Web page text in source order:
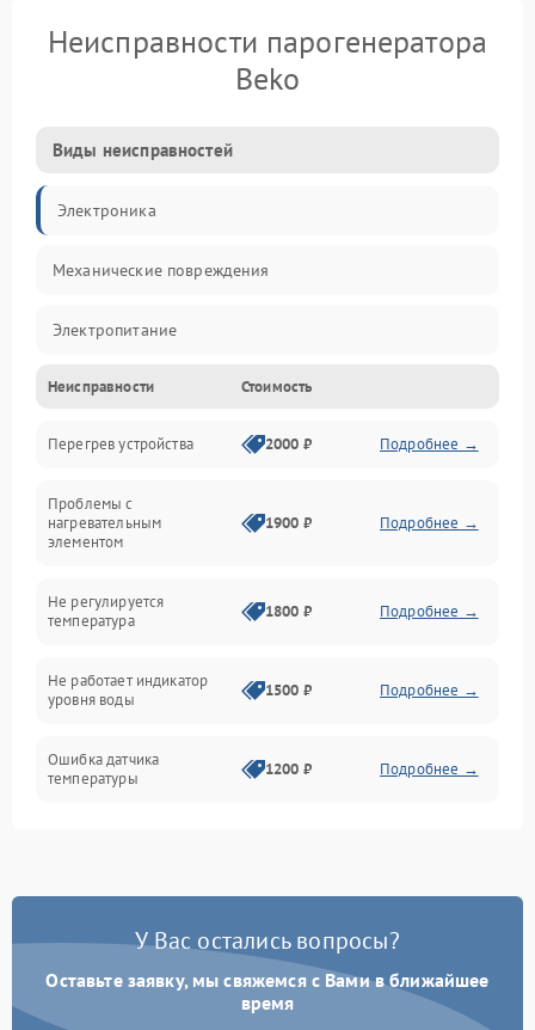
Неисправности парогенератора
Beko
Виды неисправностей
Электроника
Механические повреждения
Электропитание
Парообразование
Герметичность
Механика
Неисправности Стоимость
Перегрев устройства 2000 ₽ Подробнее →
Проблемы с
нагревательным
элементом
1900 ₽ Подробнее →
Не регулируется
температура
1800 ₽ Подробнее →
Не работает индикатор
уровня воды
1500 ₽ Подробнее →
Ошибка датчика
температуры
1200 ₽ Подробнее →
Ошибка платы управления 1500 ₽ Подробнее →
1200 ₽
Подробнее →
У Вас остались вопросы?
Оставьте заявку, мы свяжемся с Вами в ближайшее
время